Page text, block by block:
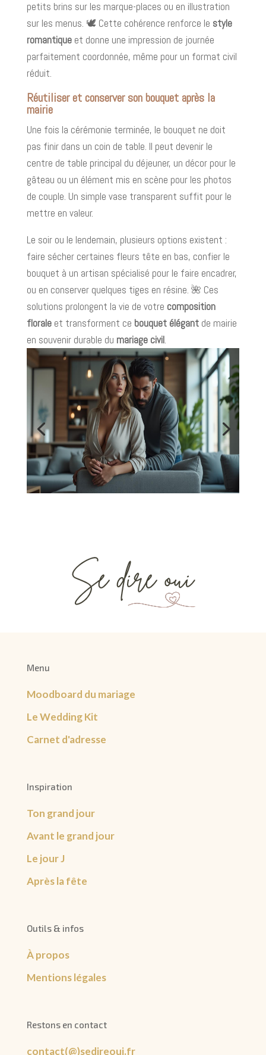
petits brins sur les marque-places ou en illustration
sur les menus. 🕊️ Cette cohérence renforce le style
romantiqueet donne une impression de journée
parfaitement coordonnée, même pour un format civil
réduit.
Réutiliser et conserver son bouquet après la
mairie
Une fois la cérémonie terminée, le bouquet ne doit
pas finir dans un coin de table. Il peut devenir le
centre de table principal du déjeuner, un décor pour le
gâteau ou un élément mis en scène pour les photos
de couple. Un simple vase transparent suffit pour le
mettre en valeur.
Le soir ou le lendemain, plusieurs options existent :
faire sécher certaines fleurs tête en bas, confier le
bouquet à un artisan spécialisé pour le faire encadrer,
ou en conserver quelques tiges en résine. 🌺 Ces
solutions prolongent la vie de votre composition
floraleet transforment ce bouquet élégantde mairie
en souvenir durable du mariage civil.
Menu
Moodboard du mariage
Le Wedding Kit
Carnet d'adresse
Inspiration
Ton grand jour
Avant le grand jour
Le jour J
Après la fête
Outils & infos
À propos
Mentions légales
Restons en contact
contact(@)sedireoui.fr